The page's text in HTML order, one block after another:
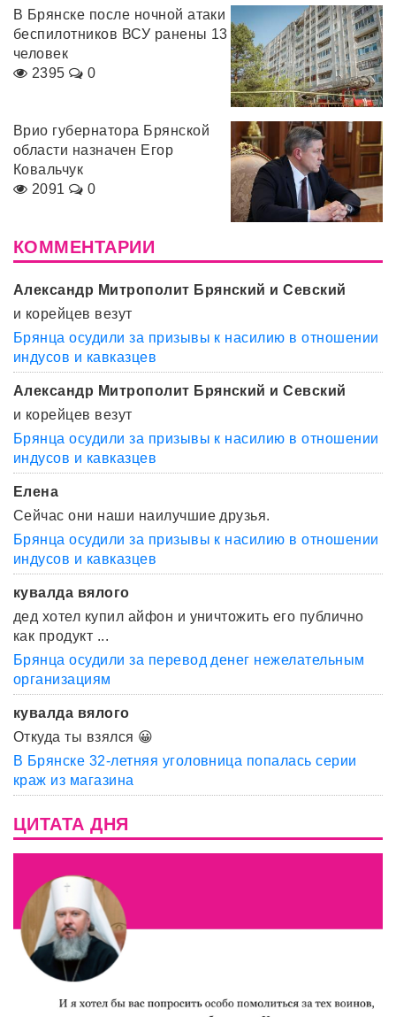
В Брянске после ночной атаки
беспилотников ВСУ ранены 13
человек
2395
0
Врио губернатора Брянской
области назначен Егор
Ковальчук
2091
0
КОММЕНТАРИИ
Александр Митрополит Брянский и Севский
и корейцев везут
Брянца осудили за призывы к насилию в отношении
индусов и кавказцев
Александр Митрополит Брянский и Севский
и корейцев везут
Брянца осудили за призывы к насилию в отношении
индусов и кавказцев
Елена
Сейчас они наши наилучшие друзья.
Брянца осудили за призывы к насилию в отношении
индусов и кавказцев
кувалда вялого
дед хотел купил айфон и уничтожить его публично
как продукт ...
Брянца осудили за перевод денег нежелательным
организациям
кувалда вялого
Откуда ты взялся 😀
В Брянске 32-летняя уголовница попалась серии
краж из магазина
ЦИТАТА ДНЯ